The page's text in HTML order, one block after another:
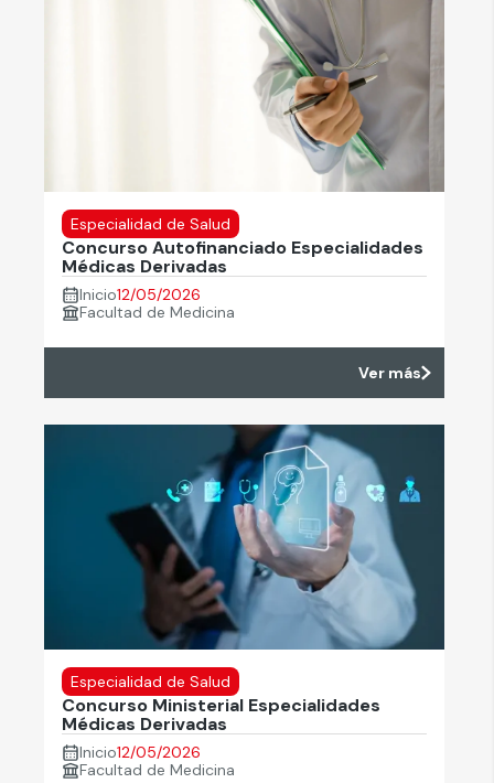
Especialidad de Salud
Concurso Autofinanciado Especialidades
Médicas Derivadas
Inicio12/05/2026
Facultad de Medicina
Ver más
Especialidad de Salud
Concurso Ministerial Especialidades
Médicas Derivadas
Inicio12/05/2026
Facultad de Medicina